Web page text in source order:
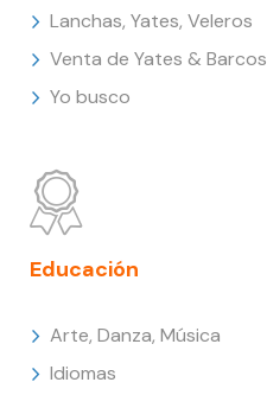
Lanchas, Yates, Veleros
Venta de Yates & Barcos
Yo busco
Educación
Arte, Danza, Música
Idiomas